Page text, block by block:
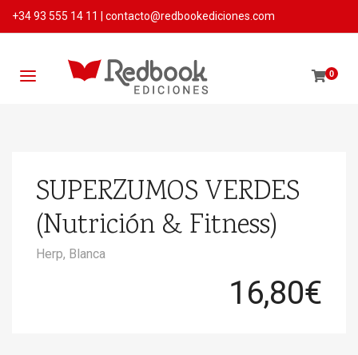
+34 93 555 14 11 contacto@redbookediciones.com
0
SUPERZUMOS VERDES
(Nutrición & Fitness)
Herp, Blanca
16,80€